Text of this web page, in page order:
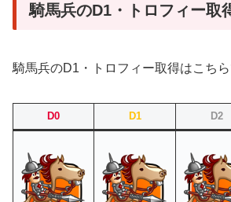
騎馬兵のD1・トロフィー取
騎馬兵のD1・トロフィー取得はこちら
D0 D1 D2